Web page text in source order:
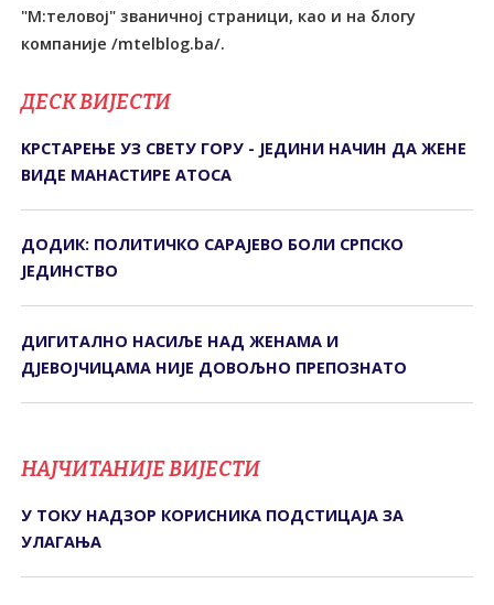
"М:теловој" званичној страници, као и на блогу
компаније /mtelblog.ba/.
ДЕСК ВИЈЕСТИ
KРСТАРЕЊЕ УЗ СВЕТУ ГОРУ - ЈЕДИНИ НАЧИН ДА ЖЕНЕ
ВИДЕ МАНАСТИРЕ АТОСА
ДОДИК: ПОЛИТИЧКО САРАЈЕВО БОЛИ СРПСКО
ЈЕДИНСТВО
ДИГИTАЛНО НАСИЉЕ НАД ЖЕНАМА И
ДЈЕВОЈЧИЦАМА НИЈЕ ДОВОЉНО ПРЕПОЗНАTО
НАЈЧИТАНИЈЕ ВИЈЕСТИ
У ТОКУ НАДЗОР КОРИСНИКА ПОДСТИЦАЈА ЗА
УЛАГАЊА